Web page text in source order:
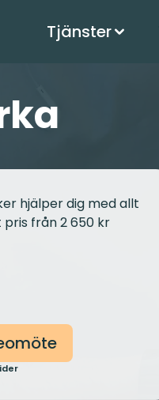
Tjänster
hjälper dig med allt
från 2 650 kr